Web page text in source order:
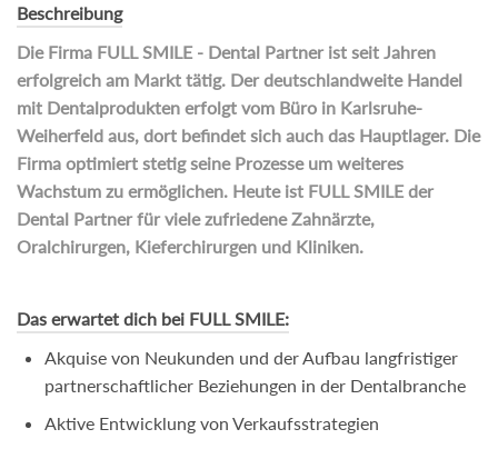
Beschreibung
Die Firma FULL SMILE - Dental Partner ist seit Jahren
erfolgreich am Markt tätig. Der deutschlandweite Handel
mit Dentalprodukten erfolgt vom Büro in Karlsruhe-
Weiherfeld aus, dort befindet sich auch das Hauptlager. Die
Firma optimiert stetig seine Prozesse um weiteres
Wachstum zu ermöglichen. Heute ist FULL SMILE der
Dental Partner für viele zufriedene Zahnärzte,
Oralchirurgen, Kieferchirurgen und Kliniken.
Das erwartet dich bei FULL SMILE:
Akquise von Neukunden und der Aufbau langfristiger
partnerschaftlicher Beziehungen in der Dentalbranche
Aktive Entwicklung von Verkaufsstrategien